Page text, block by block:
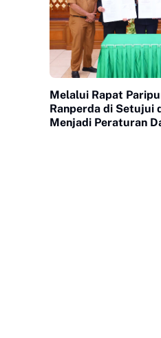
Melalui Rapat
Ranperda di Setujui
Menjadi Peraturan